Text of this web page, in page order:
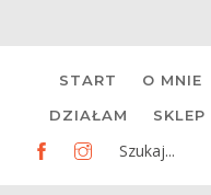
content
START O MNIE
DZIAŁAM SKLEP